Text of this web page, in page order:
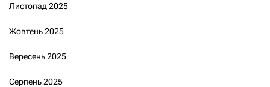
Листопад 2025
Жовтень 2025
Вересень 2025
Серпень 2025